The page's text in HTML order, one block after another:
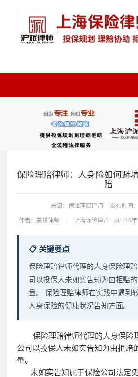
保险理赔律师：人身险如何避
赔
来源：保险理赔律师 发布时间
作者： 姜瑛律师 | 上海保险律师 · 执业16年
📋 关键要点
保险理赔律师代理的人身保险理
司以投保人未如实告知为由拒赔
量。 保险理赔律师在实践中遇到
人身保险的健康状况告知方面。
保险理赔律师代理的人身保险
公司以投保人未如实告知为由拒赔
量。
未如实告知属于保险公司法定